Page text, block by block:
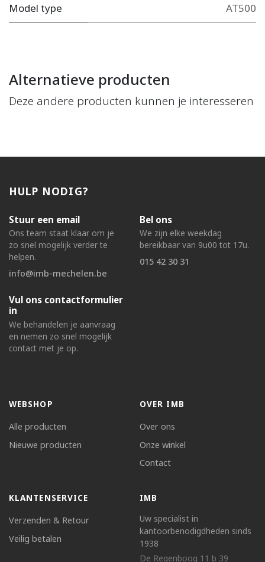
Model type AT500
Alternatieve producten
Deze andere producten kunnen je interesseren
HULP NODIG?
Stuur een email
Ons team staat klaar om je
zo snel mogelijk verder te
helpen.
info@imb-mechelen.be
Bel ons
We zijn elke weekdag
bereikbaar van 9u00 tot 17u.
015 42 30 31
Vul ons contactformulier
in
We behandelen je aanvraag
en nemen zo snel mogelijk
contact met je op.
WEBSHOP
Alle producten
Nieuwe producten
OVER IMB
Over ons
Onze winkel
Contact
KLANTENSERVICE
Verzenden & Retour
Veilig betalen
IMB
Uw specialist in
kantoorbenodigdheden sinds
1938
De Regenboog 11 b 39